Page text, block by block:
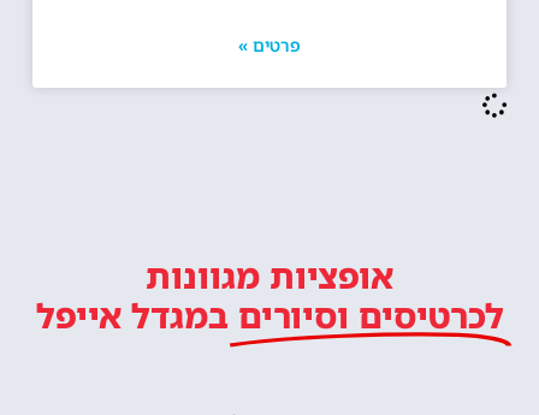
פרטים »
אופציות מגוונות
לכרטיסים וסיורים במגדל אייפל